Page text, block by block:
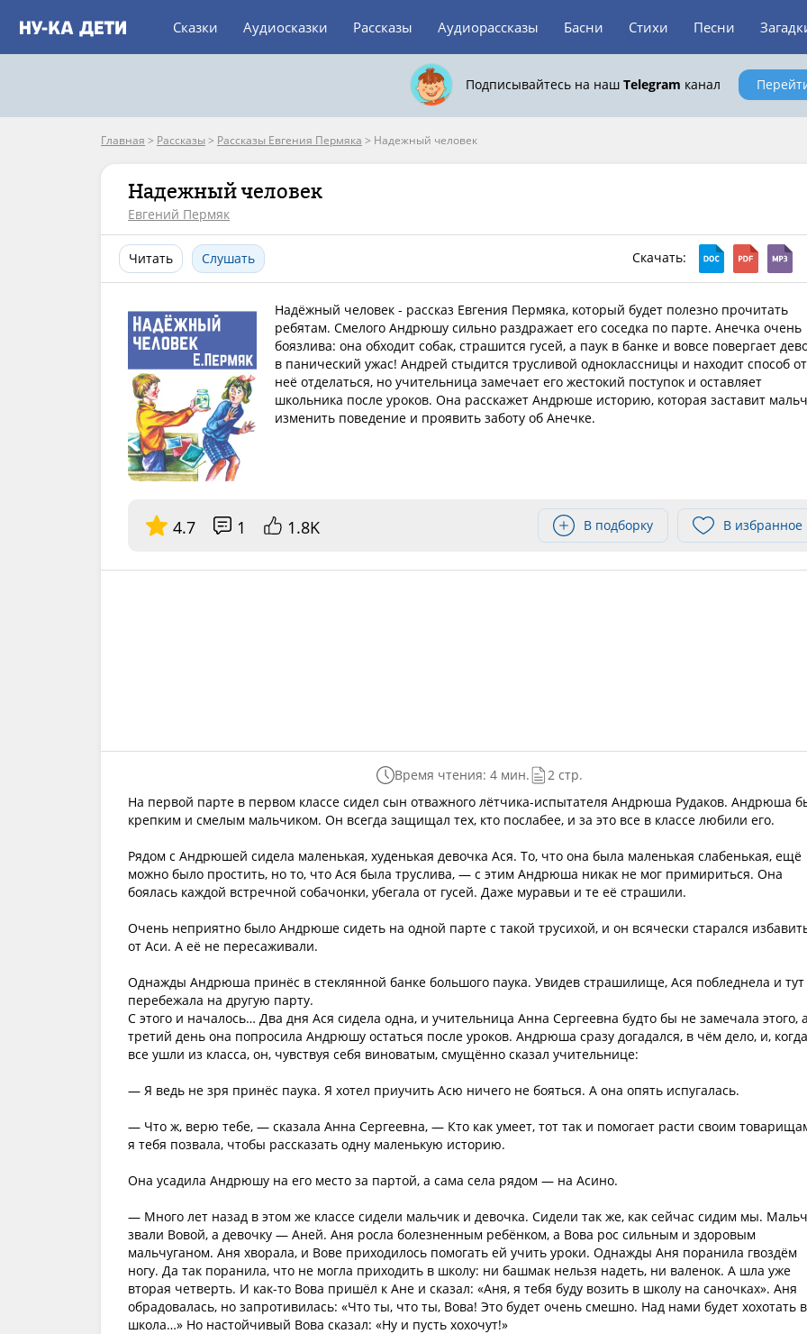
Сказки Аудиосказки Рассказы Аудиорассказы Басни Стихи Песни
Подписывайтесь на наш Telegram канал
Главная > Рассказы > Рассказы Евгения Пермяка > Надежный человек
Надежный человек
Евгений Пермяк
Читать Слушать Скачать:
Надёжный человек - рассказ Евгения Пермяка, который будет полезно прочитать
ребятам. Смелого Андрюшу сильно раздражает его соседка по парте. Анечка очень
боязлива: она обходит собак, страшится гусей, а паук в банке и вовсе повергает
в панический ужас! Андрей стыдится трусливой одноклассницы и находит способ от
неё отделаться, но учительница замечает его жестокий поступок и оставляет
школьника после уроков. Она расскажет Андрюше историю, которая заставит
изменить поведение и проявить заботу об Анечке.
4.7 1 1.8K В подборку В избранное
Время чтения: 4 мин.
2 стр.
На первой парте в первом классе сидел сын отважного лётчика-испытателя Андрюша Рудаков. Андрюша
крепким и смелым мальчиком. Он всегда защищал тех, кто послабее, и за это все в классе любили его.
Рядом с Андрюшей сидела маленькая, худенькая девочка Ася. То, что она была маленькая слабенькая, ещё
можно было простить, но то, что Ася была труслива, — с этим Андрюша никак не мог примириться. Она
боялась каждой встречной собачонки, убегала от гусей. Даже муравьи и те её страшили.
Очень неприятно было Андрюше сидеть на одной парте с такой трусихой, и он всячески старался
от Аси. А её не пересаживали.
Однажды Андрюша принёс в стеклянной банке большого паука. Увидев страшилище, Ася побледнела и
перебежала на другую парту.
С этого и началось… Два дня Ася сидела одна, и учительница Анна Сергеевна будто бы не замечала этого,
третий день она попросила Андрюшу остаться после уроков. Андрюша сразу догадался, в чём дело, и, когда
все ушли из класса, он, чувствуя себя виноватым, смущённо сказал учительнице:
— Я ведь не зря принёс паука. Я хотел приучить Асю ничего не бояться. А она опять испугалась.
— Что ж, верю тебе, — сказала Анна Сергеевна, — Кто как умеет, тот так и помогает расти своим
я тебя позвала, чтобы рассказать одну маленькую историю.
Она усадила Андрюшу на его место за партой, а сама села рядом — на Асино.
— Много лет назад в этом же классе сидели мальчик и девочка. Сидели так же, как сейчас сидим мы.
звали Вовой, а девочку — Аней. Аня росла болезненным ребёнком, а Вова рос сильным и здоровым
мальчуганом. Аня хворала, и Вове приходилось помогать ей учить уроки. Однажды Аня поранила гвоздём
ногу. Да так поранила, что не могла приходить в школу: ни башмак нельзя надеть, ни валенок. А шла уже
вторая четверть. И как-то Вова пришёл к Ане и сказал: «Аня, я тебя буду возить в школу на саночках». Аня
обрадовалась, но запротивилась: «Что ты, что ты, Вова! Это будет очень смешно. Над нами будет хохотать
школа…» Но настойчивый Вова сказал: «Ну и пусть хохочут!»